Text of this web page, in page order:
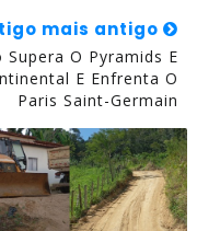
mais antigo
O Pyramids E
E Enfrenta O
Paris Saint-Germain